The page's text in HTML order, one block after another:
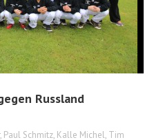
Russland
, Paul Schmitz, Kalle Michel, Tim